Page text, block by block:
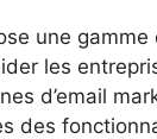
une
les
d’email
des